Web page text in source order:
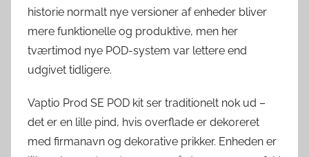
historie normalt nye versioner af enheder bliver
mere funktionelle og produktive, men her
tværtimod nye POD-system var lettere end
udgivet tidligere.
Vaptio Prod SE POD kit ser traditionelt nok ud –
det er en lille pind, hvis overflade er dekoreret
med firmanavn og dekorative prikker. Enheden er